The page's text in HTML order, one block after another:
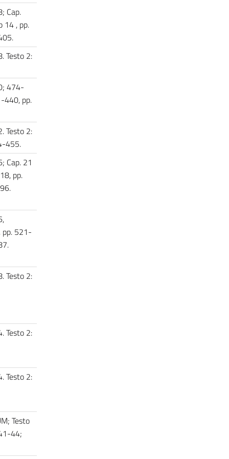
Cap.
14 , pp.
Testo 2:
474-
440, pp.
Testo 2:
455.
Cap. 21
pp.
pp. 521-
Testo 2:
Testo 2:
Testo 2:
Testo
44;